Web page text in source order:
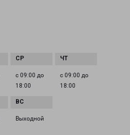
с 09:00 до
18:00
с 09:00 до
18:00
Выходной